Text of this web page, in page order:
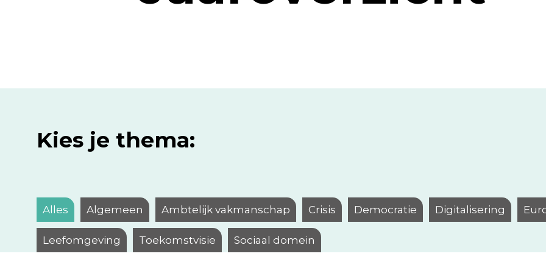
Kies je thema:
Alles Algemeen Ambtelijk vakmanschap Crisis Democratie Digitalisering
Leefomgeving Toekomstvisie Sociaal domein